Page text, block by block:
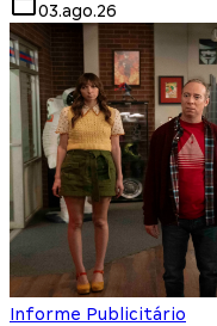
03.ago.26
Informe Publicitário